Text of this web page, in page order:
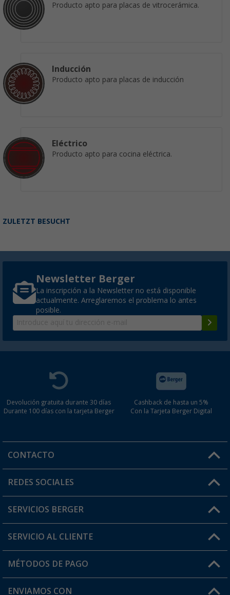
Producto apto para placas de vitrocerámica.
Inducción
Producto apto para placas de inducción
Eléctrico
Producto apto para cocina eléctrica.
ZULETZT BESUCHT
Newsletter Berger
La inscripción a la Newsletter no está disponible
actualmente. Arreglaremos el problema lo antes
posible.
Devolución gratuita durante 30 días
Durante 100 días con la tarjeta Berger
Cashback de hasta un 5%
Con la Tarjeta Berger Digital
CONTACTO
Horario de atención al cliente:
¿Tienes alguna duda?
REDES SOCIALES
SERVICIOS BERGER
Conviértete en distribuidor
Mi cuenta
SERVICIO AL CLIENTE
FAQ y Contacto
Información de envío
MÉTODOS DE PAGO
ENVIAMOS CON